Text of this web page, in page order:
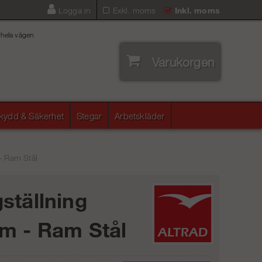
Exkl. moms Inkl. moms
Logga in
vägen
Varukorgen
& Säkerhet Stegar Arbetskläder
Ram Stål
- Ram Stål